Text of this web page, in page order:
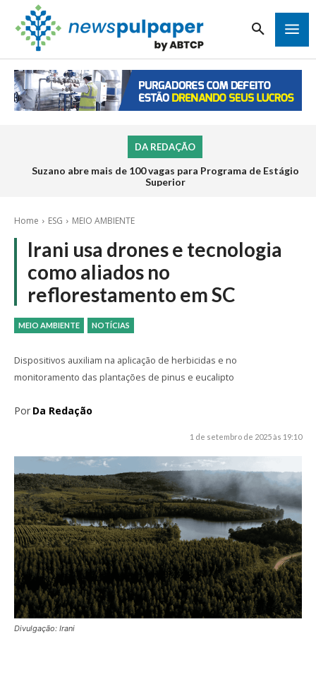
DA REDAÇÃO
Suzano abre mais de 100 vagas para Programa de Estágio
Superior
Home ESG MEIO AMBIENTE
Irani usa drones e tecnologia
como aliados no
reflorestamento em SC
MEIO AMBIENTE NOTÍCIAS
Dispositivos auxiliam na aplicação de herbicidas e no
monitoramento das plantações de pinus e eucalipto
Por Da Redação
1 de setembro de 2025 às 19:10
Divulgação: Irani